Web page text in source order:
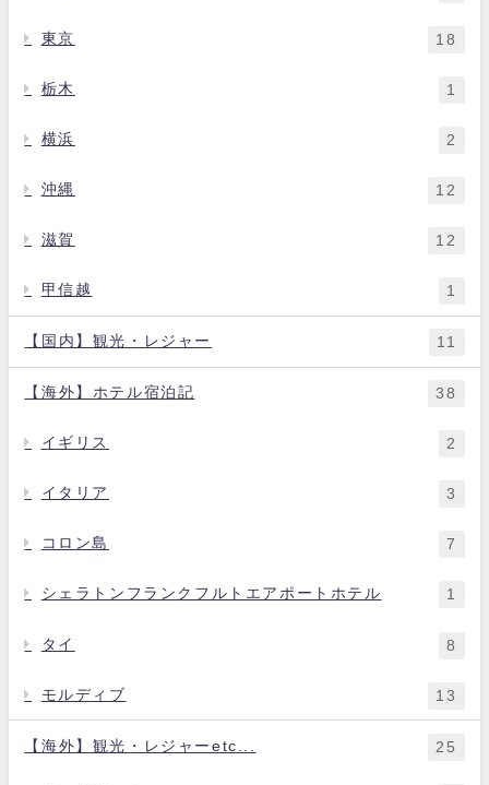
東京 18
栃木 1
横浜 2
沖縄 12
滋賀 12
甲信越 1
【国内】観光・レジャー 11
【海外】ホテル宿泊記 38
イギリス 2
イタリア 3
コロン島 7
シェラトンフランクフルトエアポートホテル 1
タイ 8
モルディブ 13
【海外】観光・レジャーetc... 25